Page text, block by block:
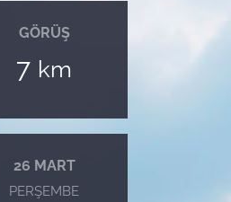
GÖRÜŞ
7 km
26 MART
PERŞEMBE